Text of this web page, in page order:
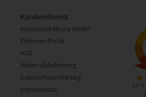
Kundendienst
Impressum Mr-joy GmbH
Retouren-Portal
AGB
Widerrufsbelehrung
Datenschutzerklärung
Jugendschutz